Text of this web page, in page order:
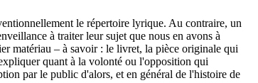
le répertoire lyrique. Au contraire, un
à traiter leur sujet que nous en avons à
matériau – à savoir : le livret, la pièce originale qui
quant à la volonté ou l'opposition qui
par le public d'alors, et en général de l'histoire de